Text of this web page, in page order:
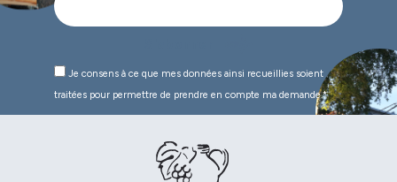
Je consens à ce que mes données ainsi recueillies soient
traitées pour permettre de prendre en compte ma demande.*